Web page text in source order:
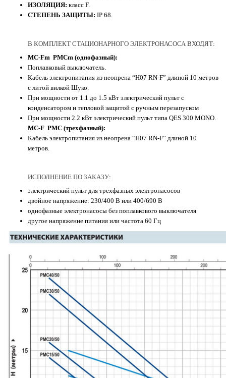
ИЗОЛЯЦИЯ: класс F.
СТЕПЕНЬ ЗАЩИТЫ: IP 68.
В КОМПЛЕКТ СТАЦИОНАРНОГО ЭЛЕКТРОНАСОСА ВХОДЯТ:
MC-Fm PMCm (однофазный):
Поплавковый выключатель.
Кабель электропитания из неопрена “H07 RN-F” длиной 10 метров
с литой вилкой Шуко.
При мощности от 1.1 до 1.5 кВт электрический пульт с
конденсатором и тепловой защитой с ручным перезапуском
При мощности 2.2 кВт электрический пульт типа QES 300 MONO.
MC-F PMC (трехфазный):
Кабель электропитания из неопрена “H07 RN-F” длиной 10
метров.
ИСПОЛНЕНИЕ ПО ЗАКАЗУ:
электрический пульт для трехфазных электронасосов
двойное напряжение: 230/400 В или 400/690 В
однофазные электронасосы без поплавкового выключателя
другое напряжение питания или частота 60 Гц